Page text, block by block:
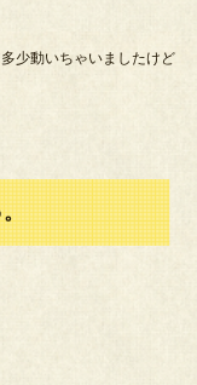
少動いちゃいましたけど